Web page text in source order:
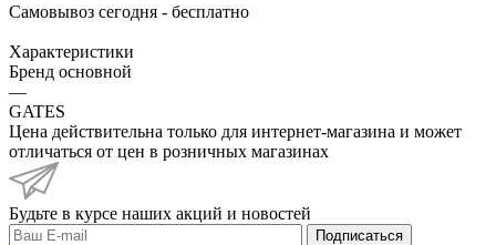
Самовывоз сегодня - бесплатно
Характеристики
Бренд основной
—
GATES
Цена действительна только для интернет-магазина и может
отличаться от цен в розничных магазинах
Будьте в курсе наших акций и новостей
Подписаться